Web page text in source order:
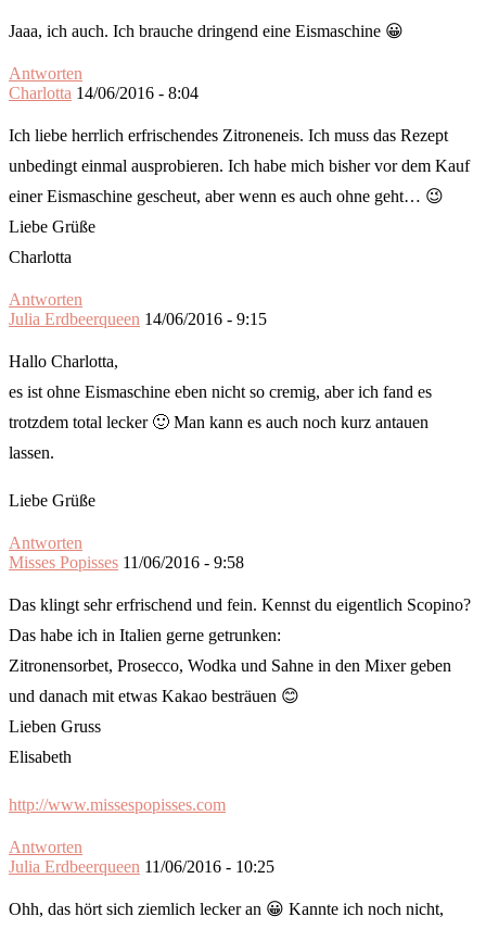
Jaaa, ich auch. Ich brauche dringend eine Eismaschine 😀
Antworten
Charlotta 14/06/2016 - 8:04
Ich liebe herrlich erfrischendes Zitroneneis. Ich muss das Rezept
unbedingt einmal ausprobieren. Ich habe mich bisher vor dem Kauf
einer Eismaschine gescheut, aber wenn es auch ohne geht… 😉
Liebe Grüße
Charlotta
Antworten
Julia Erdbeerqueen 14/06/2016 - 9:15
Hallo Charlotta,
es ist ohne Eismaschine eben nicht so cremig, aber ich fand es
trotzdem total lecker 🙂 Man kann es auch noch kurz antauen
lassen.
Liebe Grüße
Antworten
Misses Popisses 11/06/2016 - 9:58
Das klingt sehr erfrischend und fein. Kennst du eigentlich Scopino?
Das habe ich in Italien gerne getrunken:
Zitronensorbet, Prosecco, Wodka und Sahne in den Mixer geben
und danach mit etwas Kakao besträuen 😊
Lieben Gruss
Elisabeth
http://www.missespopisses.com
Antworten
Julia Erdbeerqueen 11/06/2016 - 10:25
Ohh, das hört sich ziemlich lecker an 😀 Kannte ich noch nicht,